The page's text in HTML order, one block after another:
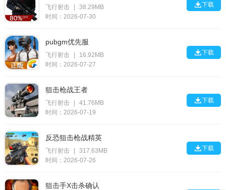
飞行射击
38.29MB
时间：2026-07-30
下载
pubgm优先服
飞行射击
16.92MB
时间：2026-07-27
下载
狙击枪战王者
飞行射击
41.76MB
时间：2026-07-19
下载
反恐狙击枪战精英
飞行射击
317.63MB
时间：2026-07-26
下载
狙击手X击杀确认